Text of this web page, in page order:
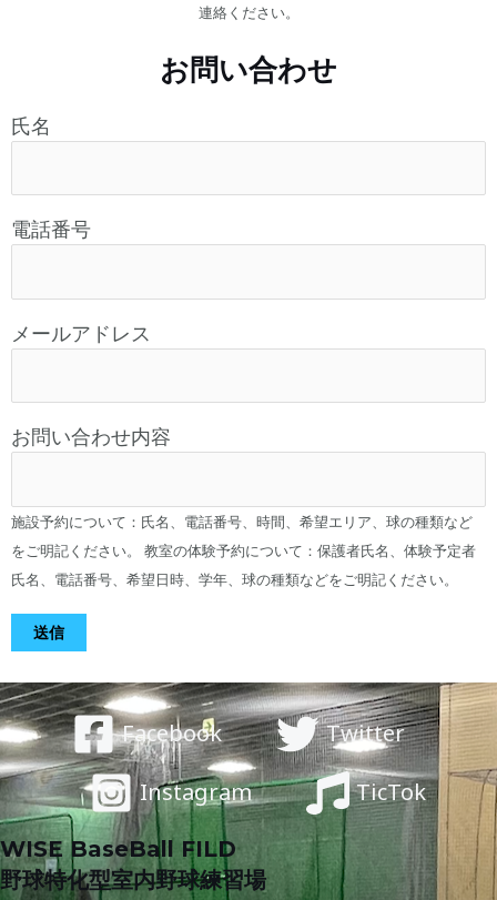
連絡ください。
お問い合わせ
氏名
電話番号
メールアドレス
お問い合わせ内容
施設予約について：氏名、電話番号、時間、希望エリア、球の種類など
をご明記ください。 教室の体験予約について：保護者氏名、体験予定者
氏名、電話番号、希望日時、学年、球の種類などをご明記ください。
Facebook
Twitter
Instagram
TicTok
WISE BaseBall FILD
野球特化型室内野球練習場